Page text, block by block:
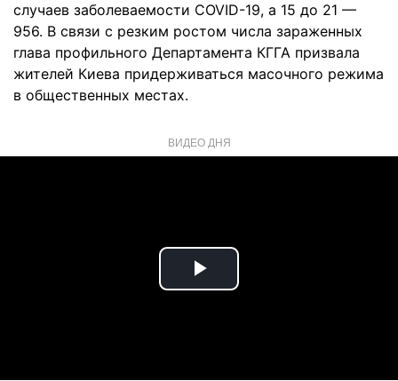
случаев заболеваемости COVID-19, а 15 до 21 —
956. В связи с резким ростом числа зараженных
глава профильного Департамента КГГА призвала
жителей Киева придерживаться масочного режима
в общественных местах.
ВИДЕО ДНЯ
Play